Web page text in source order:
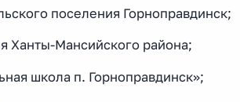
поселения Горноправдинск;
Ханты-Мансийского района;
школа п. Горноправдинск»;